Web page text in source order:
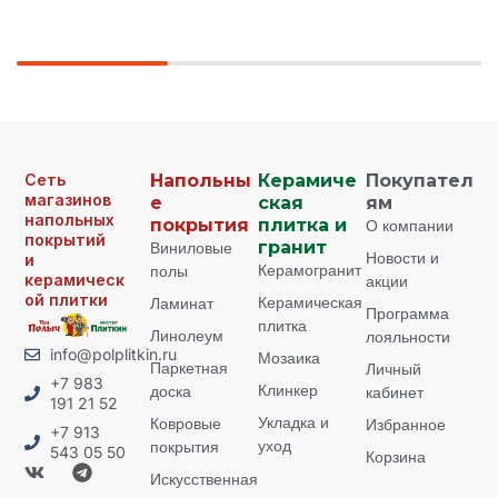
Сеть
магазинов
напольных
покрытий
и
керамическ
ой плитки
info@polplitkin.ru
+7 983
191 21 52
+7 913
543 05 50
Напольны
е
покрытия
Виниловые
полы
Ламинат
Линолеум
Паркетная
доска
Ковровые
покрытия
Искусственная
Керамиче
ская
плитка и
гранит
Керамогранит
Керамическая
плитка
Мозаика
Клинкер
Укладка и
уход
Покупател
ям
О компании
Новости и
акции
Программа
лояльности
Личный
кабинет
Избранное
Корзина